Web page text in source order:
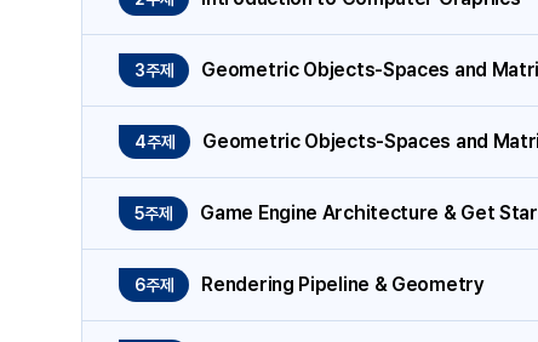
3주제 Geometric Objects-Spaces and
4주제 Geometric Objects-Spaces and
5주제 Game Engine Architecture & Get
6주제 Rendering Pipeline & Geometry